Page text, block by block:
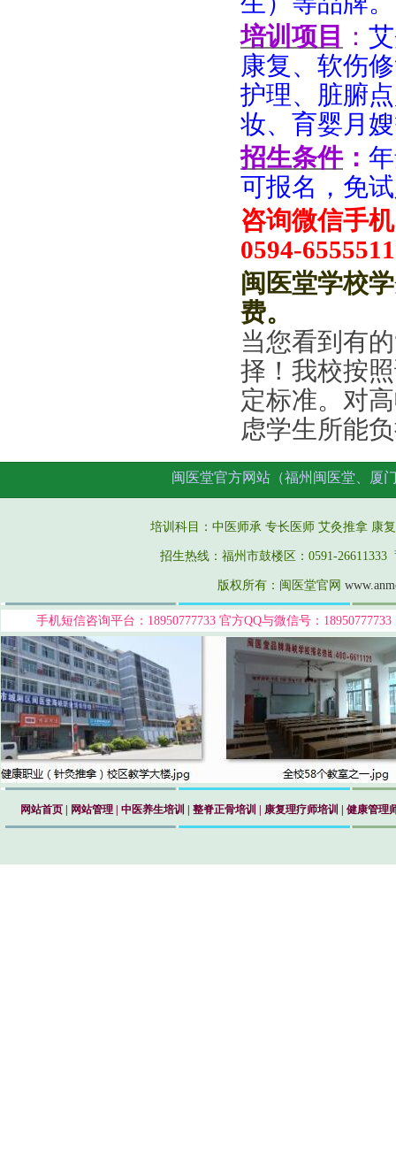
培训项目
：
康复、软伤
护理、脏腑
妆、育婴月
招生条件：
可报名，免
咨询微信手
0594-6555511
闽医堂学校
费。
当您看到有
择！ 我校按
定标准。对
虑学生所能
培训科目：中医师承 专长医师 艾灸推拿 康
招生热线：福州市鼓楼区：0591-
版权所有：闽医堂官网
手机短信咨询平台：18950777733 官方QQ与微信号：
网站首页 网站管理 中医养生培训 整脊正骨培训 康复理疗师培训 健康管理
闽医堂官方网站（福州闽医堂、厦